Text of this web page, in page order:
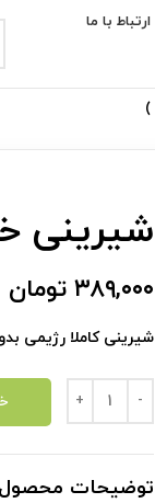
ارتباط با ما
شیرینی
۳۸۹,۰۰۰ تومان
شیرینی کاملا رژیمی
شیرینی خرمایی رژیمی ( 500گرم ) عدد
توضیحات محصول